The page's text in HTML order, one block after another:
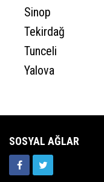
Sinop
Tekirdağ
Tunceli
Yalova
SOSYAL AĞLAR